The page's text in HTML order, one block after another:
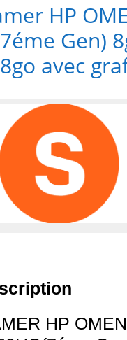
HP
Gen)
avec
HP